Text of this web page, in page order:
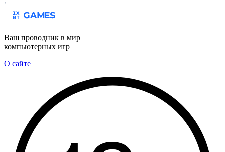
Ваш проводник в мир
компьютерных игр
О сайте